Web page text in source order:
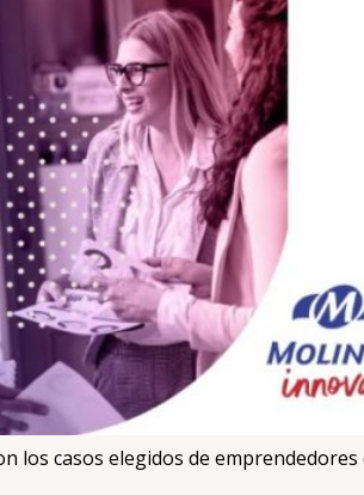
los casos elegidos de emprendedores